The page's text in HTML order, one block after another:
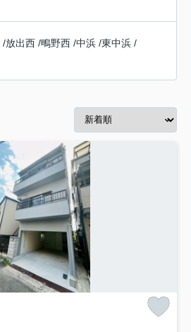
/放出西 /鴫野西 /中浜 /東中浜 /